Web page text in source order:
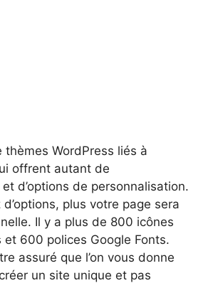
thèmes WordPress liés à
offrent autant de
d’options de personnalisation.
plus votre page sera
Il y a plus de 800 icônes
et 600 polices Google Fonts.
assuré que l’on vous donne
un site unique et pas